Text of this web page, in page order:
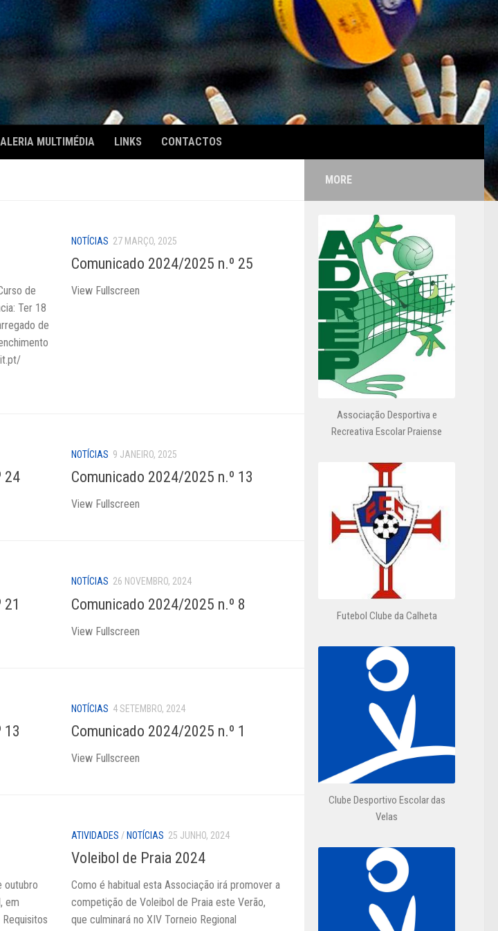
MULTIMÉDIA LINKS CONTACTOS
de
Ter 18
de
NOTÍCIAS 27 MARÇO, 2025
Comunicado 2024/2025 n.º 25
View Fullscreen
24
NOTÍCIAS 9 JANEIRO, 2025
Comunicado 2024/2025 n.º 13
View Fullscreen
NOTÍCIAS 26 NOVEMBRO, 2024
Comunicado 2024/2025 n.º 8
View Fullscreen
13
NOTÍCIAS 4 SETEMBRO, 2024
Comunicado 2024/2025 n.º 1
View Fullscreen
outubro
em
ATIVIDADES / NOTÍCIAS 25 JUNHO, 2024
Voleibol de Praia 2024
Como é habitual esta Associação irá promover a
competição de Voleibol de Praia este Verão,
que culminará no XIV Torneio Regional
MORE
Associação Desportiva e
Recreativa Escolar Praiense
Futebol Clube da Calheta
Clube Desportivo Escolar das
Velas